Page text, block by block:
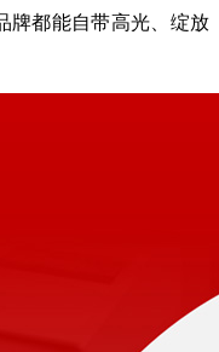
牌都能自带高光、绽放